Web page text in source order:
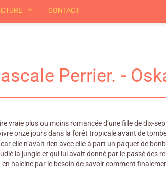
CONTACT
Perrier. -
vraie plus ou moins romancée d’une fille de dix-
onze jours dans la forêt tropicale avant de
elle n’avait rien avec elle à part un paquet de
la jungle et qui lui avait donné par le passé des
haleine par le besoin de savoir comment